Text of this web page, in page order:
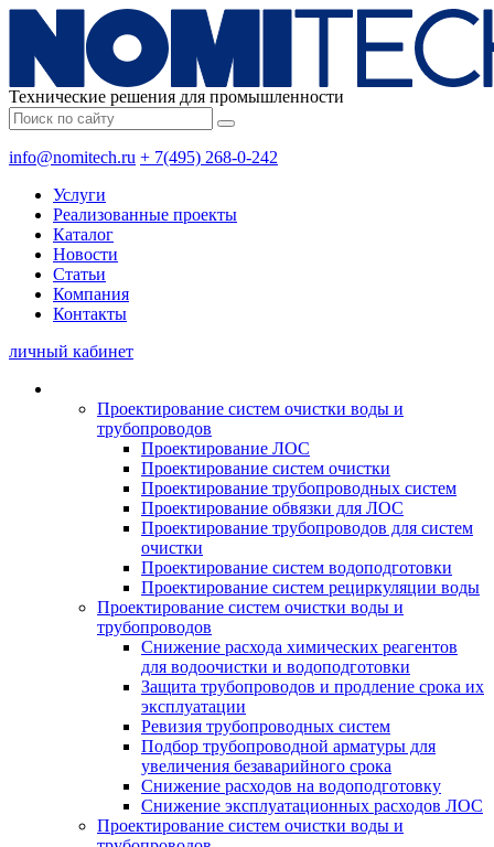
Технические решения для промышленности
info@nomitech.ru + 7(495) 268-0-242
Услуги
Реализованные проекты
Каталог
Новости
Статьи
Компания
Контакты
личный кабинет
Проектирование систем очистки воды и
трубопроводов
Проектирование ЛОС
Проектирование систем очистки
Проектирование трубопроводных систем
Проектирование обвязки для ЛОС
Проектирование трубопроводов для систем
очистки
Проектирование систем водоподготовки
Проектирование систем рециркуляции воды
Проектирование систем очистки воды и
трубопроводов
Снижение расхода химических реагентов
для водоочистки и водоподготовки
Защита трубопроводов и продление срока их
эксплуатации
Ревизия трубопроводных систем
Подбор трубопроводной арматуры для
увеличения безаварийного срока
Снижение расходов на водоподготовку
Снижение эксплуатационных расходов ЛОС
Проектирование систем очистки воды и